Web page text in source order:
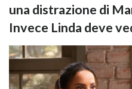
una distrazione di
Invece Linda deve